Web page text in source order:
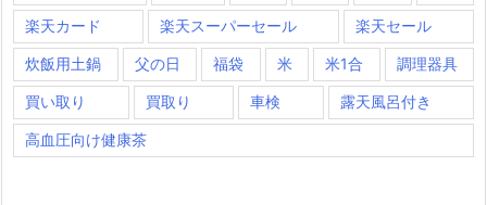
楽天カード 楽天スーパーセール 楽天セール
炊飯用土鍋 父の日 福袋 米 米1合 調理器具
買い取り 買取り 車検 露天風呂付き
高血圧向け健康茶